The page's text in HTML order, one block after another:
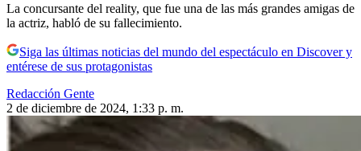
La concursante del reality, que fue una de las más grandes amigas de
la actriz, habló de su fallecimiento.
Siga las últimas noticias del mundo del espectáculo en Discover y
entérese de sus protagonistas
Redacción Gente
2 de diciembre de 2024, 1:33 p. m.